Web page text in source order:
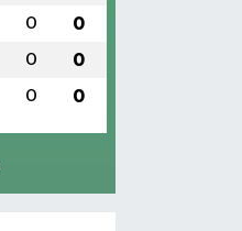
0 0
0 0
0 0